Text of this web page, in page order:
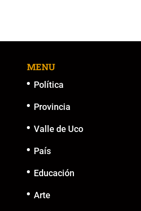
MENU
Política
Provincia
Valle de Uco
País
Educación
Arte